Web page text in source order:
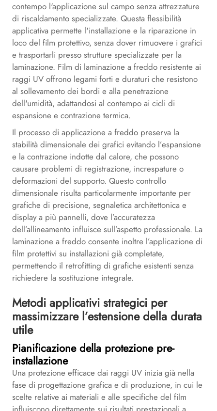
contempo l'applicazione sul campo senza attrezzature
di riscaldamento specializzate. Questa flessibilità
applicativa permette l'installazione e la riparazione in
loco del film protettivo, senza dover rimuovere i grafici
e trasportarli presso strutture specializzate per la
laminazione. Film di laminazione a freddo resistente ai
raggi UV offrono legami forti e duraturi che resistono
al sollevamento dei bordi e alla penetrazione
dell'umidità, adattandosi al contempo ai cicli di
espansione e contrazione termica.
Il processo di applicazione a freddo preserva la
stabilità dimensionale dei grafici evitando l’espansione
e la contrazione indotte dal calore, che possono
causare problemi di registrazione, increspature o
deformazioni del supporto. Questo controllo
dimensionale risulta particolarmente importante per
grafiche di precisione, segnaletica architettonica e
display a più pannelli, dove l’accuratezza
dell’allineamento influisce sull’aspetto professionale. La
laminazione a freddo consente inoltre l’applicazione di
film protettivi su installazioni già completate,
permettendo il retrofitting di grafiche esistenti senza
richiedere la sostituzione integrale.
Metodi applicativi strategici per
massimizzare l’estensione della durata
utile
Pianificazione della protezione pre-
installazione
Una protezione efficace dai raggi UV inizia già nella
fase di progettazione grafica e di produzione, in cui le
scelte relative ai materiali e alle specifiche del film